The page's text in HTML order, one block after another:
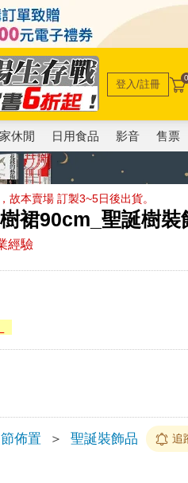
登入/註冊 0
休閒 日用食品 影音 售票
本賣場 訂製3~5日後出貨。
裙90cm_聖誕樹裝
經驗
佈置 ＞ 聖誕裝飾品 追